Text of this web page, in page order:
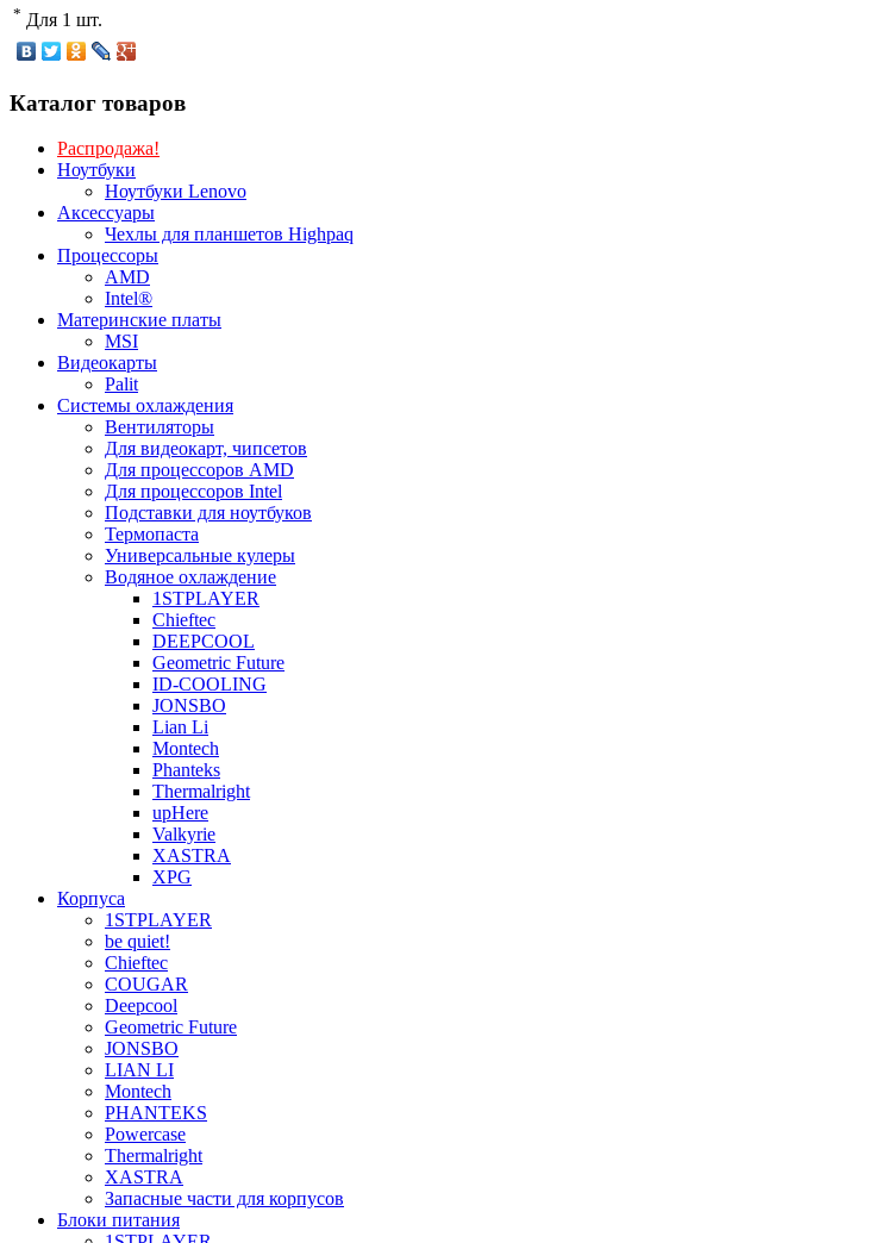
* Для 1 шт.
Каталог товаров
Распродажа!
Ноутбуки
Ноутбуки Lenovo
Аксессуары
Чехлы для планшетов Highpaq
Процессоры
AMD
Intel®
Материнские платы
MSI
Видеокарты
Palit
Системы охлаждения
Вентиляторы
Для видеокарт, чипсетов
Для процессоров AMD
Для процессоров Intel
Подставки для ноутбуков
Термопаста
Универсальные кулеры
Водяное охлаждение
1STPLAYER
Chieftec
DEEPCOOL
Geometric Future
ID-COOLING
JONSBO
Lian Li
Montech
Phanteks
Thermalright
upHere
Valkyrie
XASTRA
XPG
Корпуса
1STPLAYER
be quiet!
Chieftec
COUGAR
Deepcool
Geometric Future
JONSBO
LIAN LI
Montech
PHANTEKS
Powercase
Thermalright
XASTRA
Запасные части для корпусов
Блоки питания